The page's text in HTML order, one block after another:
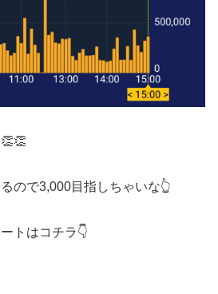
ので3,000目指しちゃいな👆
トはコチラ👇